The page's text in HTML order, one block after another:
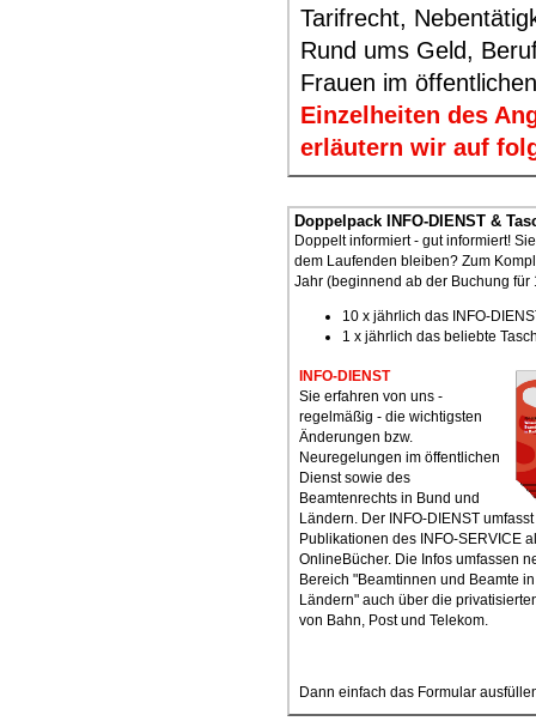
Tarifrecht,
Rund ums Geld,
Frauen im
Einzelheiten des
erläutern wir auf
Doppelpack INFO-DIENST &
Doppelt informiert - gut informiert!
dem Laufenden bleiben? Zum
Jahr (beginnend ab der Buchung
10 x jährlich das INFO-
1 x jährlich das beliebte
INFO-DIENST
Sie erfahren von uns -
regelmäßig - die wichtigsten
Änderungen bzw.
Neuregelungen im öffentlichen
Dienst sowie des
Beamtenrechts in Bund und
Ländern. Der INFO-DIENST
Publikationen des INFO-SERVICE
OnlineBücher. Die Infos umfassen
Bereich "Beamtinnen und Beamte
Ländern" auch über die
von Bahn, Post und Telekom.
Dann einfach das Formular